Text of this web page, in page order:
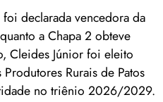
declarada vencedora da
a Chapa 2 obteve
Cleides Júnior foi eleito
Rurais de Patos
no triênio 2026/2029.